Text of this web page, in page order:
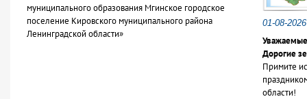
муниципального образования Мгинское городское
поселение Кировского муниципального района
Ленинградской области»
01-08-2026
Дорогие
Примите
области!